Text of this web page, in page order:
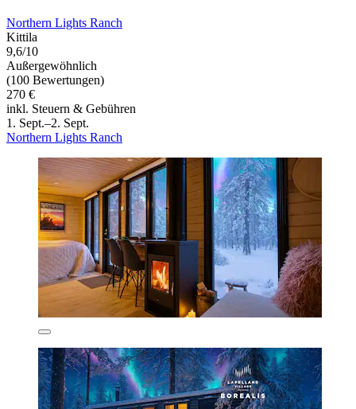
Northern Lights Ranch
Kittila
9,6/10
Außergewöhnlich
(100 Bewertungen)
270 €
inkl. Steuern & Gebühren
1. Sept.–2. Sept.
Northern Lights Ranch